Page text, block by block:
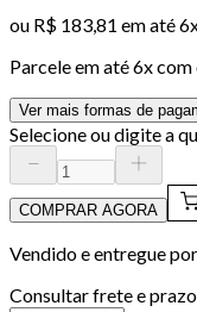
ou R$ 183,81 em até
Parcele em até6x com
Ver mais formas de
Selecione ou digite a
COMPRAR AGORA
Vendido e entregue
Consultar frete e prazo